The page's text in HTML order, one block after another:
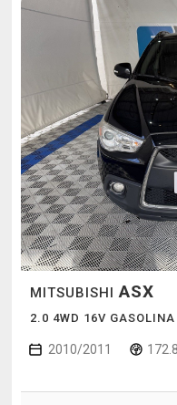
MITSUBISHIASX
2.0 4WD 16V
2010/2011